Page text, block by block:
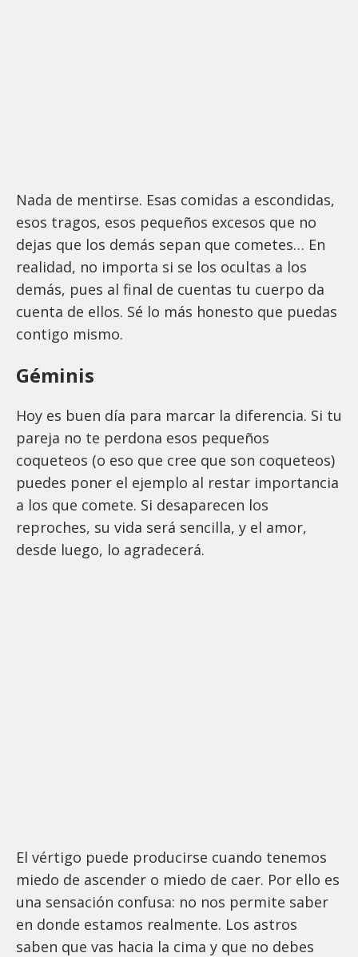
Nada de mentirse. Esas comidas a escondidas,
esos tragos, esos pequeños excesos que no
dejas que los demás sepan que cometes… En
realidad, no importa si se los ocultas a los
demás, pues al final de cuentas tu cuerpo da
cuenta de ellos. Sé lo más honesto que puedas
contigo mismo.
Géminis
Hoy es buen día para marcar la diferencia. Si tu
pareja no te perdona esos pequeños
coqueteos (o eso que cree que son coqueteos)
puedes poner el ejemplo al restar importancia
a los que comete. Si desaparecen los
reproches, su vida será sencilla, y el amor,
desde luego, lo agradecerá.
El vértigo puede producirse cuando tenemos
miedo de ascender o miedo de caer. Por ello es
una sensación confusa: no nos permite saber
en donde estamos realmente. Los astros
saben que vas hacia la cima y que no debes